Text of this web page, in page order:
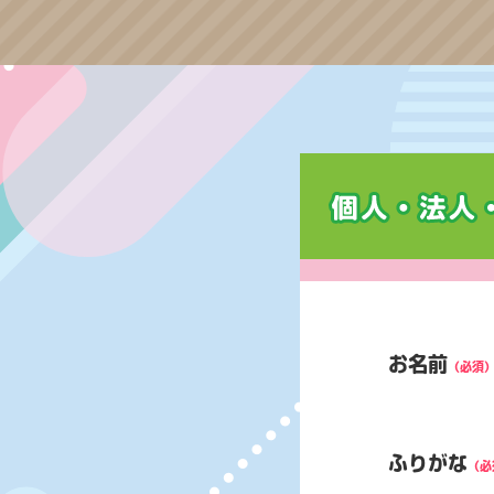
お名前 （必須
ふりがな （